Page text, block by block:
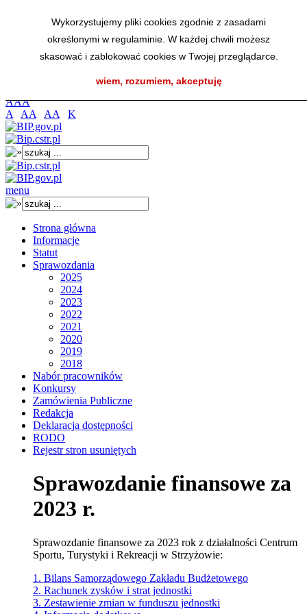
Wykorzystujemy pliki cookies zgodnie z zasadami
określonymi w regulaminie. W każdej chwili możesz
skasować i zablokować cookies w Twojej przeglądarce.
wiem, rozumiem, akceptuję
Przejdź do menu głównego
Przejdź do menu dolnego
Przejdź do mapy strony
Przejdź do wyszukiwarki
AAA
A
AA AA K
menu
Strona główna
Informacje
Statut
Sprawozdania
2025
2024
2023
2022
2021
2020
2019
2018
Nabór pracowników
Konkursy
Zamówienia Publiczne
Redakcja
Deklaracja dostępności
RODO
Rejestr stron usuniętych
Sprawozdanie finansowe za
2023 r.
Sprawozdanie finansowe za 2023 rok z działalności Centrum
Sportu, Turystyki i Rekreacji w Strzyżowie:
1. Bilans Samorządowego Zakładu Budżetowego
2. Rachunek zysków i strat jednostki
3. Zestawienie zmian w funduszu jednostki